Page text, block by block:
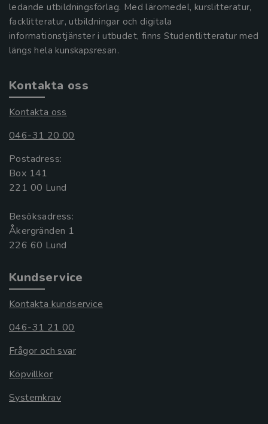
ledande utbildningsförlag. Med läromedel, kurslitteratur,
facklitteratur, utbildningar och digitala
informationstjänster i utbudet, finns Studentlitteratur med
längs hela kunskapsresan.
Kontakta oss
Kontakta oss
046-31 20 00
Postadress:
Box 141
221 00 Lund
Besöksadress:
Åkergränden 1
Kundservice
Kontakta kundservice
046-31 21 00
Frågor och svar
Köpvillkor
Systemkrav